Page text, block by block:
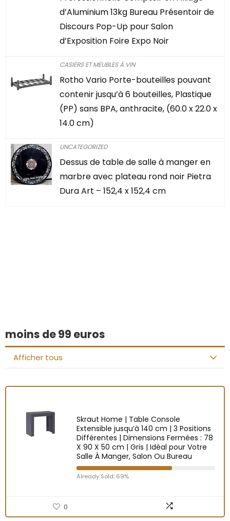
d’Aluminium 13kg Bureau Présentoir de
Discours Pop-Up pour Salon
d’Exposition Foire Expo Noir
CASIERS ET MEUBLES À VIN
Rotho Vario Porte-bouteilles pouvant
contenir jusqu’à 6 bouteilles, Plastique
(PP) sans BPA, anthracite, (60.0 x 22.0 x
14.0 cm)
UNCATEGORIZED
Dessus de table de salle à manger en
marbre avec plateau rond noir Pietra
Dura Art – 152,4 x 152,4 cm
moins de 99 euros
Afficher tous
Skraut Home | Table Console
Extensible jusqu’à 140 cm | 3 Positions
Différentes | Dimensions Fermées : 78
X 90 X 50 cm | Gris | Idéal pour Votre
Salle À Manger, Salon Ou Bureau
Already Sold: 69%
0